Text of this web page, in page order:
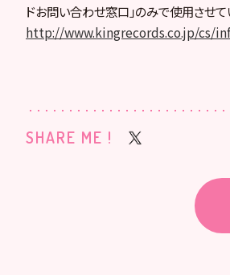
ドお問い合わせ窓口」のみで使用させ
http://www.kingrecords.co.jp/cs/
SHARE ME !